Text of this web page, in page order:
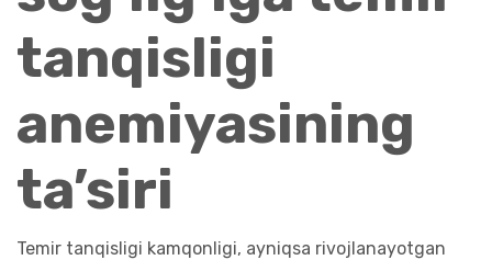
tanqisligi
anemiyasining
ta’siri
Temir tanqisligi kamqonligi, ayniqsa rivojlanayotgan